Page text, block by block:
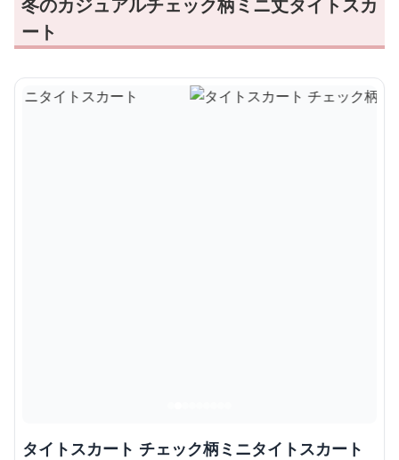
冬のカジュアルチェック柄ミニ丈タイトスカ
ート
タイトスカート チェック柄ミニタイトスカート